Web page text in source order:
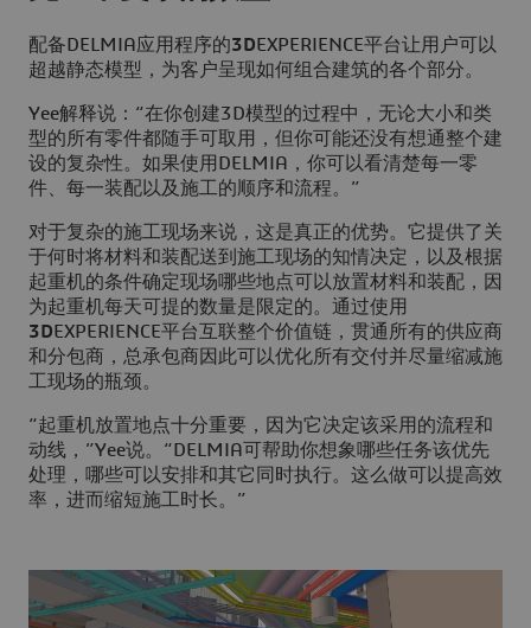
配备DELMIA应用程序的3DEXPERIENCE平台让用户可以
超越静态模型，为客户呈现如何组合建筑的各个部分。
Yee解释说：“在你创建3D模型的过程中，无论大小和类
型的所有零件都随手可取用，但你可能还没有想通整个建
设的复杂性。如果使用DELMIA，你可以看清楚每一零
件、每一装配以及施工的顺序和流程。”
对于复杂的施工现场来说，这是真正的优势。它提供了关
于何时将材料和装配送到施工现场的知情决定，以及根据
起重机的条件确定现场哪些地点可以放置材料和装配，因
为起重机每天可提的数量是限定的。通过使用
3DEXPERIENCE平台互联整个价值链，贯通所有的供应商
和分包商，总承包商因此可以优化所有交付并尽量缩减施
工现场的瓶颈。
“起重机放置地点十分重要，因为它决定该采用的流程和
动线，”Yee说。“DELMIA可帮助你想象哪些任务该优先
处理，哪些可以安排和其它同时执行。这么做可以提高效
率，进而缩短施工时长。”